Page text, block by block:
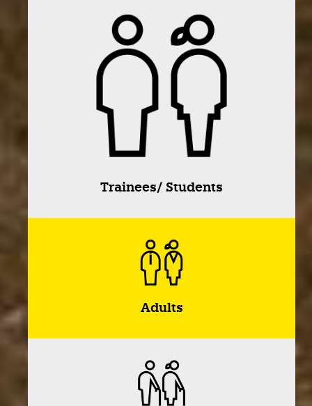
Trainees/ Students
Adults